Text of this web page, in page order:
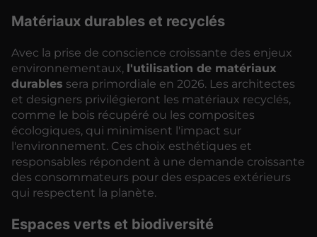
Matériaux durables et recyclés
Avec la prise de conscience croissante des enjeux
environnementaux, l'utilisation de matériaux
durables sera primordiale en 2026. Les architectes
et designers privilégieront les matériaux recyclés,
comme le bois récupéré ou les composites
écologiques, qui minimisent l'impact sur
l'environnement. Ces choix esthétiques et
responsables répondent à une demande croissante
des consommateurs pour des espaces extérieurs
qui respectent la planète.
Espaces verts et biodiversité